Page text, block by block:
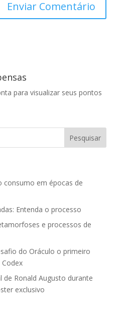
para visualizar seus pontos
consumo em épocas de
Entenda o processo
e processos de
do Oráculo o primeiro
de Ronald Augusto durante
exclusivo